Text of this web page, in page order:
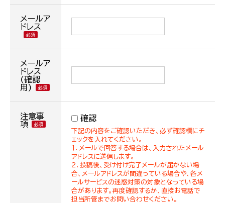
メールア
ドレス
メールア
ドレス
(確認
用)
注意事
項
確認
下記の内容をご確認いただき、必ず確認欄にチ
ェックを入れてください。
１．メールで回答する場合は、入力されたメール
アドレスに送信します。
２．投稿後、受け付け完了メールが届かない場
合、メールアドレスが間違っている場合や、各メ
ールサービスの迷惑対策の対象となっている場
合があります。再度確認するか、直接お電話で
担当所管までお問い合わせください。